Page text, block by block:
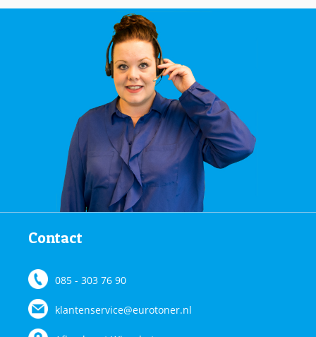
Contact
085 - 303 76 90
klantenservice@eurotoner.nl